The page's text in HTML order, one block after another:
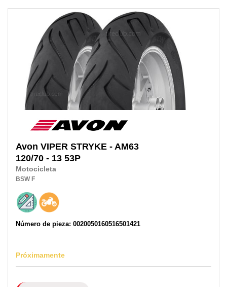
Avon VIPER STRYKE - AM63
120/70 - 13 53P
Motocicleta
BSW F
Número de pieza: 0020050160516501421
Próximamente